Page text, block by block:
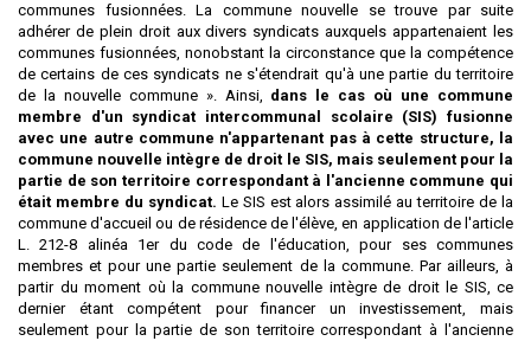
communes fusionnées. La commune nouvelle se trouve par suite
adhérer de plein droit aux divers syndicats auxquels appartenaient les
communes fusionnées, nonobstant la circonstance que la compétence
de certains de ces syndicats ne s'étendrait qu'à une partie du territoire
de la nouvelle commune ». Ainsi, dans le cas où une commune
membre d'un syndicat intercommunal scolaire (SIS) fusionne
avec une autre commune n'appartenant pas à cette structure, la
commune nouvelle intègre de droit le SIS, mais seulement pour la
partie de son territoire correspondant à l'ancienne commune qui
était membre du syndicat. Le SIS est alors assimilé au territoire de la
commune d'accueil ou de résidence de l'élève, en application de l'article
L. 212-8 alinéa 1er du code de l'éducation, pour ses communes
membres et pour une partie seulement de la commune. Par ailleurs, à
partir du moment où la commune nouvelle intègre de droit le SIS, ce
dernier étant compétent pour financer un investissement, mais
seulement pour la partie de son territoire correspondant à l'ancienne